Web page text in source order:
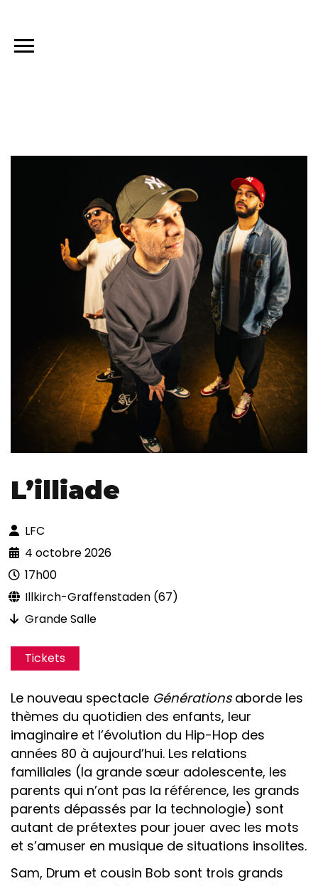
L’illiade
LFC
4 octobre 2026
17h00
Illkirch-Graffenstaden (67)
Grande Salle
Tickets
Le nouveau spectacle Générationsaborde les
thèmes du quotidien des enfants, leur
imaginaire et l’évolution du Hip-Hop des
années 80 à aujourd’hui. Les relations
familiales (la grande sœur adolescente, les
parents qui n’ont pas la référence, les grands
parents dépassés par la technologie) sont
autant de prétextes pour jouer avec les mots
et s’amuser en musique de situations insolites.
Sam, Drum et cousin Bob sont trois grands